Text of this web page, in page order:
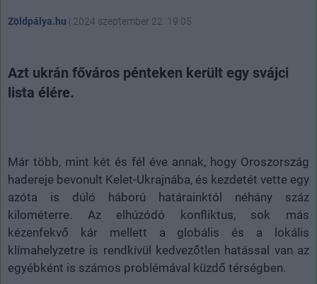
Zöldpálya.hu | 2024 szeptember 22. 19:05
Azt ukrán főváros pénteken került egy svájci
lista élére.
Már több, mint két és fél éve annak, hogy Oroszország
hadereje bevonult Kelet-Ukrajnába, és kezdetét vette egy
azóta is dúló háború határainktól néhány száz
kilométerre. Az elhúzódó konfliktus, sok más
kézenfekvő kár mellett a globális és a lokális
klímahelyzetre is rendkívül kedvezőtlen hatással van az
egyébként is számos problémával küzdő térségben.